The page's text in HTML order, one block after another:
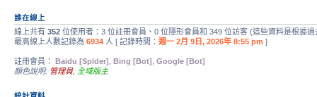
誰在線上
線上共有 352 位使用者：3 位註冊會員、0 位隱形會員和 349 位訪客 (這些資料是根據
最高線上人數記錄為 6934 人 [ 記錄時間： 週一 2月 9日, 2026年 8:55 pm ]
註冊會員： Baidu [Spider] Bing [Bot] Google [Bot]
顏色說明: 管理員 全域版主